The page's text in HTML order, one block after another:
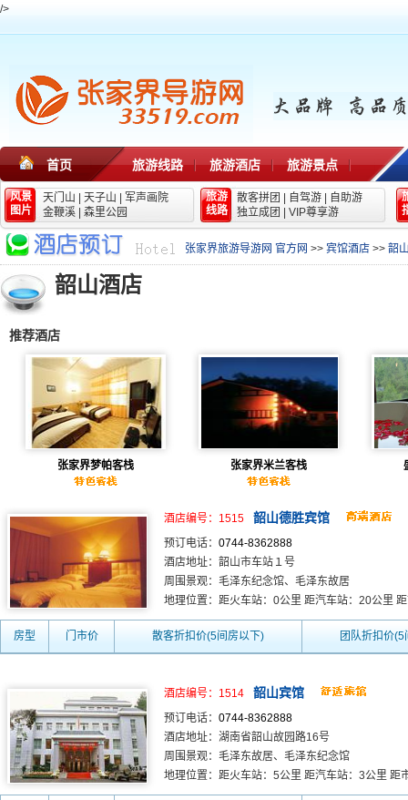
/>
首页 旅游线路 旅游酒店 旅游景点
风景
图片
天门山 天子山
军声画院
金鞭溪
森里公园
旅游
线路
散客拼团 自驾游
自助游
独立成团
VIP尊享游
张家界旅游导游网 官方网 >> 宾馆酒店 >> 韶
韶山酒店
推荐酒店
张家界梦帕客栈 张家界米兰客栈
酒店编号：1515 韶山德胜宾馆
预订电话： 0744-8362888
酒店地址：韶山市车站１号
周围景观：毛泽东纪念馆、毛泽东故居
地理位置：距火车站：0公里 距汽车站：20公里
房型 门市价 散客折扣价(5间房以下) 团队折扣价(5
酒店编号：1514 韶山宾馆
预订电话： 0744-8362888
酒店地址：湖南省韶山故园路16号
周围景观：毛泽东故居、毛泽东纪念馆
地理位置：距火车站：5公里 距汽车站：3公里 距